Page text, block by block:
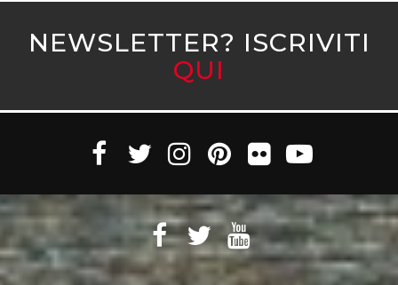
NEWSLETTER? ISCRIVITI
QUI